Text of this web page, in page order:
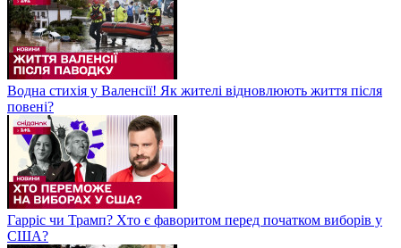
Водна стихія у Валенсії! Як жителі відновлюють життя після
повені?
Гарріс чи Трамп? Хто є фаворитом перед початком виборів у
США?